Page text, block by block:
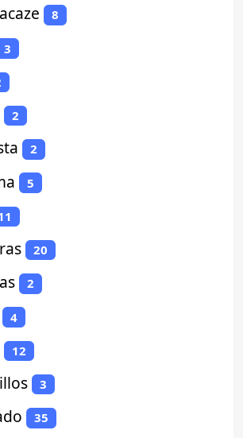
8
3
2
2
5
20
2
4
12
3
35